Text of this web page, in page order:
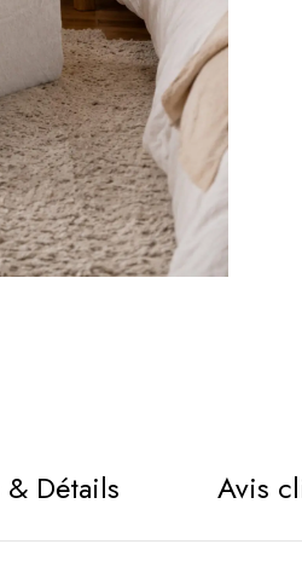
Détails Avis